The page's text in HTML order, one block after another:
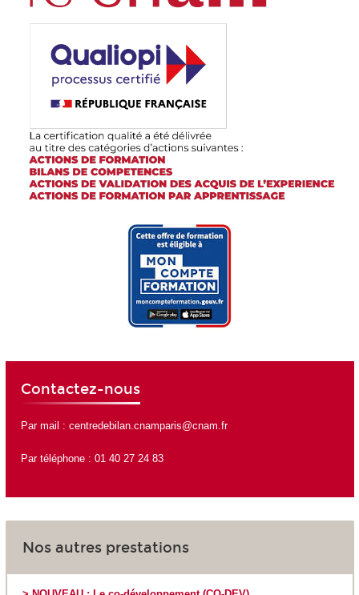
Contactez-nous
Par mail : centredebilan.cnamparis@cnam.fr
Par téléphone : 01 40 27 24 83
Nos autres prestations